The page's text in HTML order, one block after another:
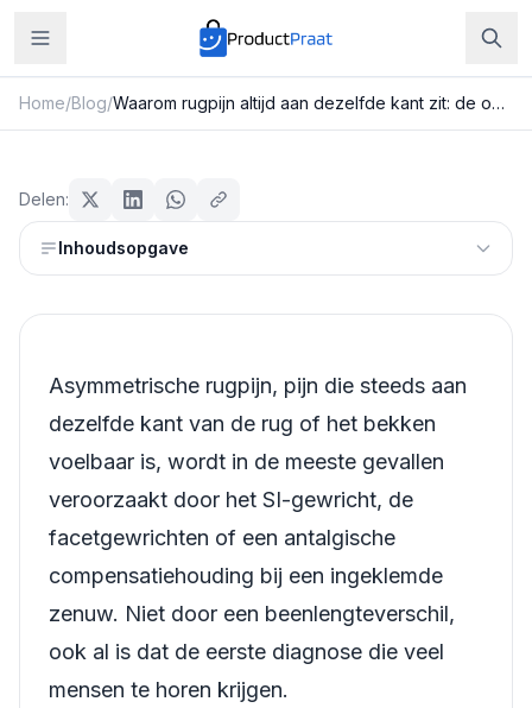
Home/Blog/ Waarom rugpijn altijd aan dezelfde kant zit: de oorzaken van asymmetrische rugpijn
Waarom rugpijn altijd aan dezelfde
kant zit: de oorzaken van
asymmetrische rugpijn
Redactie ProductPraat
Delen:
Inhoudsopgave
Asymmetrische rugpijn, pijn die steeds aan
dezelfde kant van de rug of het bekken
voelbaar is, wordt in de meeste gevallen
veroorzaakt door het SI-gewricht, de
facetgewrichten of een antalgische
compensatiehouding bij een ingeklemde
zenuw. Niet door een beenlengteverschil,
ook al is dat de eerste diagnose die veel
mensen te horen krijgen.